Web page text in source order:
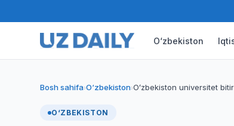
O‘zbekiston
Bosh sahifa›O‘zbekiston›Oʻzbekiston universitet
O‘ZBEKISTON